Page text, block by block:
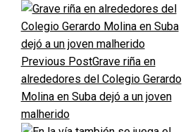
Previous PostGrave riña en
alrededores del Colegio Gerardo
Molina en Suba dejó a un joven
malherido